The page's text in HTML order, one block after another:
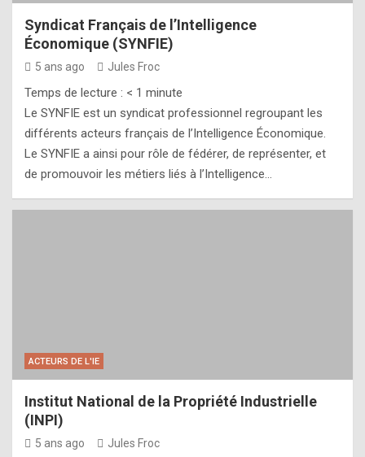
Syndicat Français de l’Intelligence
Économique (SYNFIE)
5 ans ago Jules Froc
Temps de lecture : < 1 minute
Le SYNFIE est un syndicat professionnel regroupant les
différents acteurs français de l’Intelligence Économique.
Le SYNFIE a ainsi pour rôle de fédérer, de représenter, et
de promouvoir les métiers liés à l’Intelligence…
ACTEURS DE L'IE
Institut National de la Propriété Industrielle
(INPI)
5 ans ago Jules Froc